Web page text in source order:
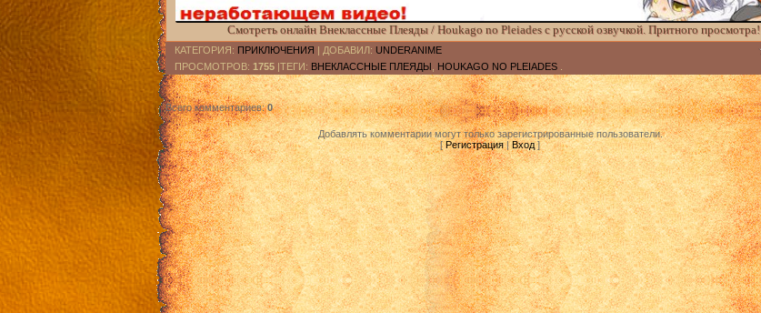
Смотреть онлайн Внеклассные Плеяды / Houkago no Pleiades с русской озвучкой. Притного просмотра!
КАТЕГОРИЯ: ПРИКЛЮЧЕНИЯ | ДОБАВИЛ: UNDERANIME
ПРОСМОТРОВ: 1755 |ТЕГИ: ВНЕКЛАССНЫЕ ПЛЕЯДЫ HOUKAGO NO PLEIADES
Всего комментариев:0
Добавлять комментарии могут только зарегистрированные пользователи.
[Регистрация|Вход]